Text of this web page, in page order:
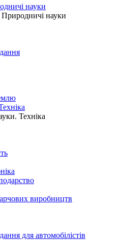
науки
науки
Техніка
виробництв
для автомобілістів